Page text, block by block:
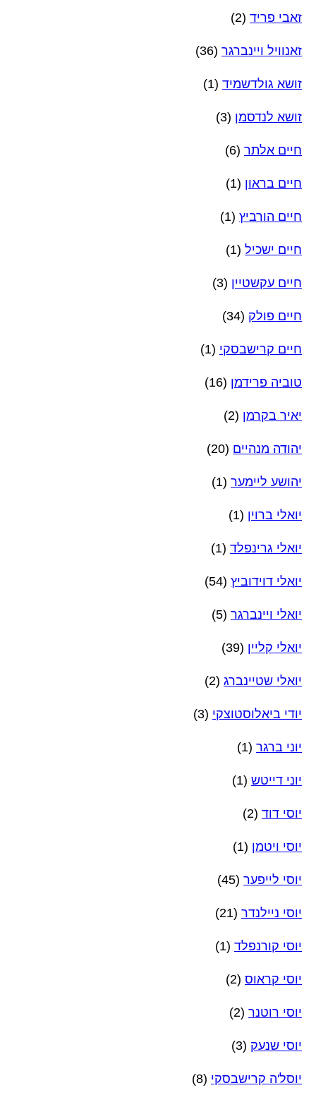
זאבי פריד (2)
זאנוויל ויינברגר (36)
זושא גולדשמיד (1)
זושא לנדסמן (3)
חיים אלתר (6)
חיים בראון (1)
חיים הורביץ (1)
חיים ישכיל (1)
חיים עקשטיין (3)
חיים פולק (34)
חיים קרישבסקי (1)
טוביה פרידמן (16)
יאיר בקרמן (2)
יהודה מנהיים (20)
יהושע ליימער (1)
יואלי ברוין (1)
יואלי גרינפלד (1)
יואלי דוידוביץ (54)
יואלי ויינברגר (5)
יואלי קליין (39)
יואלי שטיינברג (2)
יודי ביאלוסטוצקי (3)
יוני ברגר (1)
יוני דייטש (1)
יוסי דוד (2)
יוסי ויטמן (1)
יוסי לייפער (45)
יוסי ניילנדר (21)
יוסי קורנפלד (1)
יוסי קראוס (2)
יוסי רוטנר (2)
יוסי שנעק (3)
יוסל'ה קרישבסקי (8)